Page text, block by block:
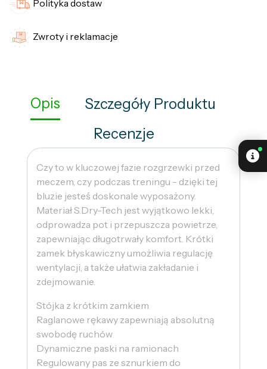
Polityka dostaw
Zwroty i reklamacje
Opis
Szczegóły Produktu
Recenzje
Czy to w kluczowej fazie rozgrzewki przed
meczem, czy podczas treningu - dzięki tej
bluzie jesteś doskonale wyposażony.
Materiał S.Dry-Tech jest wyjątkowo lekki,
odprowadza pot i przepuszcza powietrze,
zapewniając długotrwały komfort. Krótki
zamek błyskawiczny umożliwia regulację
wentylacji, a także ułatwia zakładanie i
zdejmowanie.
Stójka z krótkim zamkiem
Raglanowe rękawy zapewniają absolutną
swobodę ruchów
Dynamiczne paski na ramionach
Regulowany pas ze sznurkiem do